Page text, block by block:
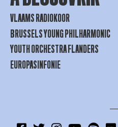
VLAAMS RADIOKOOR
BRUSSELS YOUNG PHILHARMONIC
YOUTH ORCHESTRA FLANDERS
EUROPASINFONIE